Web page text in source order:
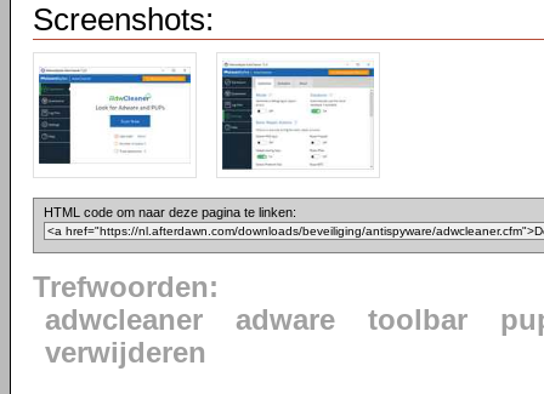
Screenshots:
HTML code om naar deze pagina te linken:
Trefwoorden:
adwcleaner
adware toolbar
verwijderen